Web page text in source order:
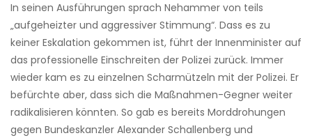
In seinen Ausführungen sprach Nehammer von teils
„aufgeheizter und aggressiver Stimmung“. Dass es zu
keiner Eskalation gekommen ist, führt der Innenminister auf
das professionelle Einschreiten der Polizei zurück. Immer
wieder kam es zu einzelnen Scharmützeln mit der Polizei. Er
befürchte aber, dass sich die Maßnahmen-Gegner weiter
radikalisieren könnten. So gab es bereits Morddrohungen
gegen Bundeskanzler Alexander Schallenberg und